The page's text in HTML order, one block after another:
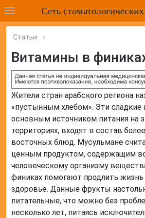
Сеть
Статьи ›
Витамины в
Жители стран арабского региона
«пустынным хлебом». Эти сладкие
основным источником питания на
территориях, входят в состав
восточных блюд. Мусульмане
ценным продуктом, содержащим
человеческому организму
финиках помогают продлить жизнь
здоровье. Данные фрукты
питательные, что можно без
несколько лет, питаясь